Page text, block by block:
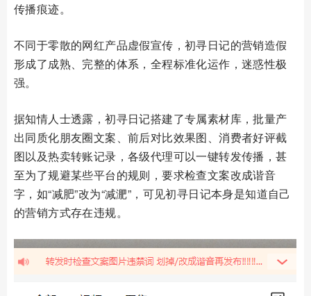
传播痕迹。
不同于零散的网红产品虚假宣传，初寻日记的营销造假
形成了成熟、完整的体系，全程标准化运作，迷惑性极
强。
据知情人士透露，初寻日记搭建了专属素材库，批量产
出同质化朋友圈文案、前后对比效果图、消费者好评截
图以及热卖转账记录，各级代理可以一键转发传播，甚
至为了规避某些平台的规则，要求检查文案改成谐音
字，如“减肥”改为“减淝”，可见初寻日记本身是知道自己
的营销方式存在违规。